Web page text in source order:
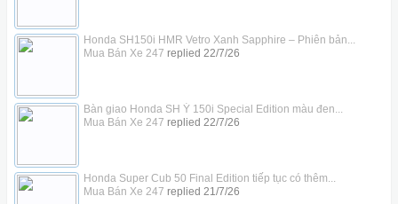
Honda SH150i HMR Vetro Xanh Sapphire – Phiên bản...
Mua Bán Xe 247 replied 22/7/26
Bàn giao Honda SH Ý 150i Special Edition màu đen...
Mua Bán Xe 247 replied 22/7/26
Honda Super Cub 50 Final Edition tiếp tục có thêm...
Mua Bán Xe 247 replied 21/7/26